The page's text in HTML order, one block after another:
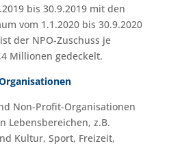
bis 30.9.2019 mit den
vom 1.1.2020 bis 30.9.2020
der NPO-Zuschuss je
Millionen gedeckelt.
Non-Profit-Organisationen
Lebensbereichen, z.B.
Kultur, Sport, Freizeit,